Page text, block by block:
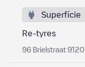
Superfície
Re-tyres
96 Brielstraat 9120